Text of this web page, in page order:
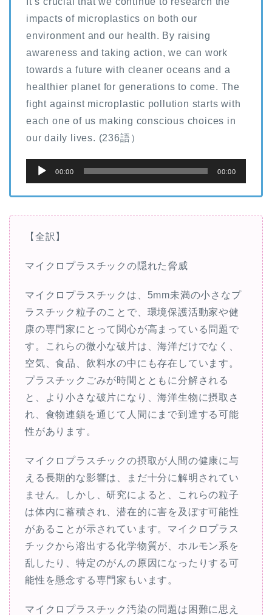
impacts of microplastics on both our
environment and our health. By raising
awareness and taking action, we can work
towards a future with cleaner oceans and a
healthier planet for generations to come. The
fight against microplastic pollution starts with
each one of us making conscious choices in
our daily lives. (236語）
声
プ
レ
ー
ー
00:00 00:00
【全訳】
マイクロプラスチックの隠れた脅威
マイクロプラスチックは、5mm未満の小さなプ
ラスチック粒子のことで、環境保護活動家や健
康の専門家にとって関心が高まっている問題で
す。これらの微小な破片は、海洋だけでなく、
空気、食品、飲料水の中にも存在しています。
プラスチックごみが時間とともに分解される
と、より小さな破片になり、海洋生物に摂取さ
れ、食物連鎖を通じて人間にまで到達する可能
性があります。
マイクロプラスチックの摂取が人間の健康に与
える長期的な影響は、まだ十分に解明されてい
ません。しかし、研究によると、これらの粒子
は体内に蓄積され、潜在的に害を及ぼす可能性
があることが示されています。マイクロプラス
チックから溶出する化学物質が、ホルモン系を
乱したり、特定のがんの原因になったりする可
能性を懸念する専門家もいます。
マイクロプラスチック汚染の問題は困難に思え